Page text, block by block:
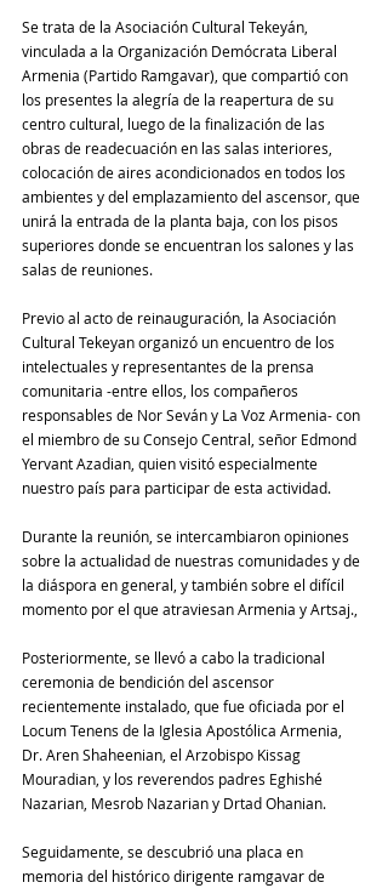
Se trata de la Asociación Cultural Tekeyán,
vinculada a la Organización Demócrata Liberal
Armenia (Partido Ramgavar), que compartió con
los presentes la alegría de la reapertura de su
centro cultural, luego de la finalización de las
obras de readecuación en las salas interiores,
colocación de aires acondicionados en todos los
ambientes y del emplazamiento del ascensor, que
unirá la entrada de la planta baja, con los pisos
superiores donde se encuentran los salones y las
salas de reuniones.
Previo al acto de reinauguración, la Asociación
Cultural Tekeyan organizó un encuentro de los
intelectuales y representantes de la prensa
comunitaria -entre ellos, los compañeros
responsables de Nor Seván y La Voz Armenia- con
el miembro de su Consejo Central, señor Edmond
Yervant Azadian, quien visitó especialmente
nuestro país para participar de esta actividad.
Durante la reunión, se intercambiaron opiniones
sobre la actualidad de nuestras comunidades y de
la diáspora en general, y también sobre el difícil
momento por el que atraviesan Armenia y Artsaj.,
Posteriormente, se llevó a cabo la tradicional
ceremonia de bendición del ascensor
recientemente instalado, que fue oficiada por el
Locum Tenens de la Iglesia Apostólica Armenia,
Dr. Aren Shaheenian, el Arzobispo Kissag
Mouradian, y los reverendos padres Eghishé
Nazarian, Mesrob Nazarian y Drtad Ohanian.
Seguidamente, se descubrió una placa en
memoria del histórico dirigente ramgavar de